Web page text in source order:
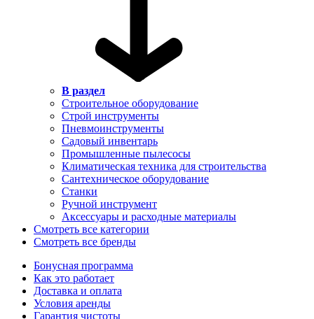
В раздел
Строительное оборудование
Строй инструменты
Пневмоинструменты
Садовый инвентарь
Промышленные пылесосы
Климатическая техника для строительства
Сантехническое оборудование
Станки
Ручной инструмент
Аксессуары и расходные материалы
Смотреть все категории
Смотреть все бренды
Бонусная программа
Как это работает
Доставка и оплата
Условия аренды
Гарантия чистоты